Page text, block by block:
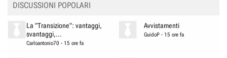
DISCUSSIONI POPOLARI
La "Transizione": vantaggi,
svantaggi,...
Carloantonio70 - 15 ore fa
Avvistamenti
GuidoP - 15 ore fa